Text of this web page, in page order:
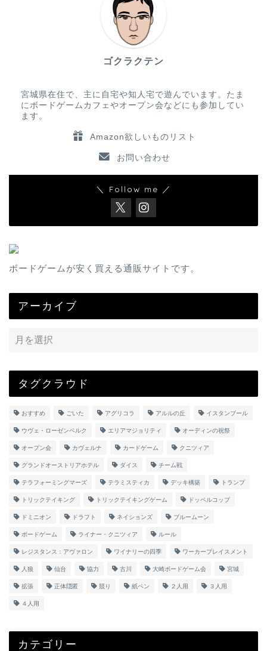
ゴクラクテン
宮城県在住で、主に自宅や知人宅で遊んでいます。たま
にボードゲームカフェやオープン会などにも参加してい
ます。
Amazon欲しいものリスト
お問い合わせ
＼ Follow me ／
ボードゲームが安く買える通販サイトです。
アーカイブ
タグクラウド
おすすめ ごいた アグリコラ アルルの丘 イスタンブール
ウヴェ・ローゼンベルク エリアマジョリティ オーディンの祝祭
オープン会 カヴェルナ カードゲーム クニツィア
グランドオーストリアホテル ダイス チーム戦
テラフォーミングマーズ テラミスティカ デッキ構築 トランプ
トリックテイキング トリックテイキングゲーム ドッペルコップ
ドミニオン ドラフト ネイションズ ブルームーン
ボードゲーム ライナー・クニツィア ルール
レジスタンス：アヴァロン ワイナリーの四季 ワーカープレイスメント
人狼 仙台 協力 古川 大崎ボードゲーム会 宮城
拡張 正体隠匿 競り 紙ペン ２人用 ３人用
４人用
カテゴリー